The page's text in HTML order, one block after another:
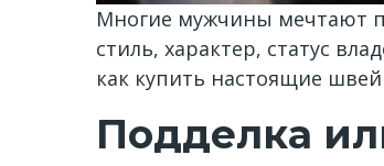
Многие мужчины мечтают
стиль, характер, статус
как купить настоящие
Подделка